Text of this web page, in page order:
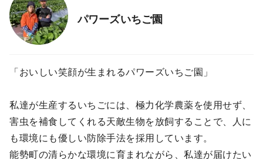
パワーズいちご園
「おいしい笑顔が生まれるパワーズいちご園」
私達が生産するいちごには、極力化学農薬を使用せず、
害虫を補食してくれる天敵生物を放飼することで、人に
も環境にも優しい防除手法を採用しています。
能勢町の清らかな環境に育まれながら、私達が届けたい